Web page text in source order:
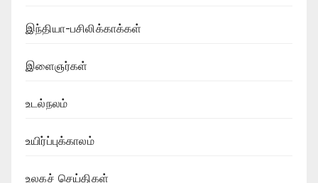
இந்தியா-பசிலிக்காக்கள்
இளைஞர்கள்
உடல்நலம்
உயிர்ப்புக்காலம்
உலகச் செய்திகள்